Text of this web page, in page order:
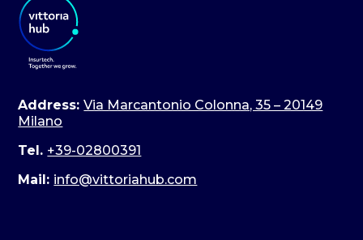
Address:Via Marcantonio Colonna, 35 – 20149
Milano
Tel. +39-02800391
Mail: info@vittoriahub.com